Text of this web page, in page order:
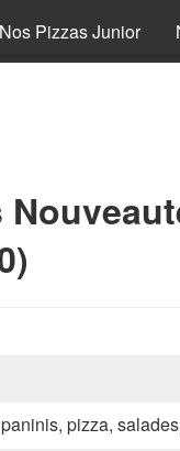
Nos Pizzas Junior
pizza,